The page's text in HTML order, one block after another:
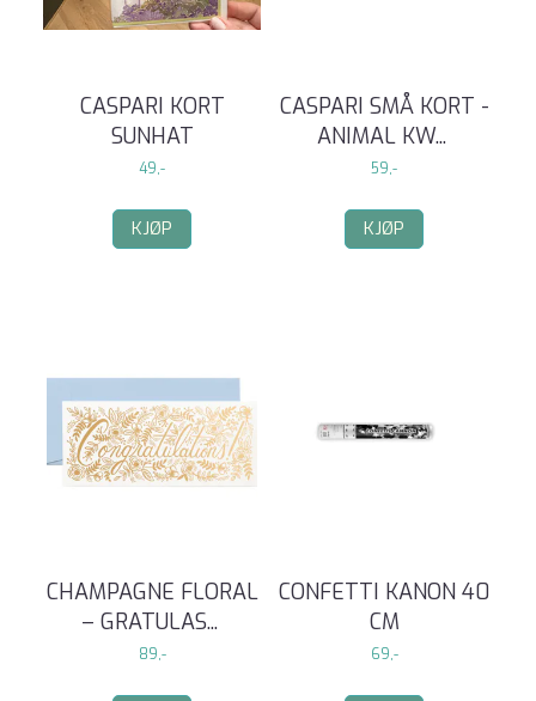
CASPARI KORT
SUNHAT
49,-
KJØP
CASPARI SMÅ KORT -
ANIMAL KW...
59,-
KJØP
CHAMPAGNE FLORAL
– GRATULAS...
89,-
CONFETTI KANON 40
CM
69,-